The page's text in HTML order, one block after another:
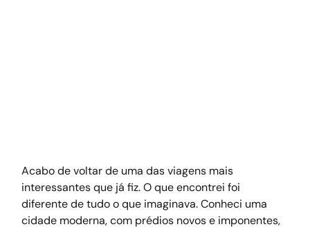
Acabo de voltar de uma das viagens mais
interessantes que já fiz. O que encontrei foi
diferente de tudo o que imaginava. Conheci uma
cidade moderna, com prédios novos e imponentes,